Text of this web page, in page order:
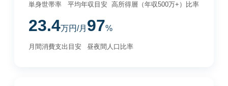
単身世帯率 平均年収目安 高所得層（年収500万+）比率
23.4万円/月
月間消費支出目安
97%
昼夜間人口比率